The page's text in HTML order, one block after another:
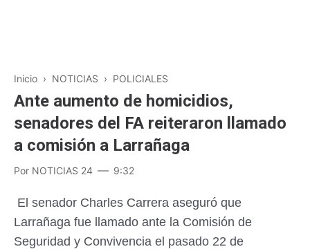
Inicio › NOTICIAS › POLICIALES
Ante aumento de homicidios,
senadores del FA reiteraron llamado
a comisión a Larrañaga
Por NOTICIAS 24 9:32
El senador Charles Carrera aseguró que
Larrañaga fue llamado ante la Comisión de
Seguridad y Convivencia el pasado 22 de